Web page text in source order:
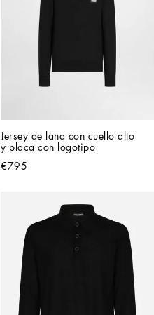
Jersey de lana con cuello alto
y placa con logotipo
€795